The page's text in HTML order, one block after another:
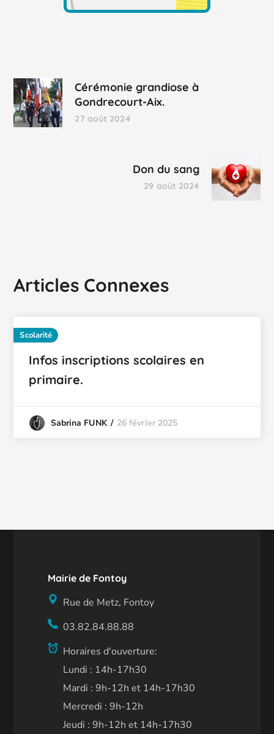
Cérémonie grandiose à
Gondrecourt-Aix.
27 août 2024
Don du sang
29 août 2024
Articles Connexes
Scolarité
Infos inscriptions scolaires en
primaire.
Sabrina FUNK 26 février 2025
Mairie de Fontoy
Rue de Metz, Fontoy
03.82.84.88.88
Horaires d'ouverture:
Lundi : 14h-17h30
Mardi : 9h-12h et 14h-17h30
Mercredi : 9h-12h
Jeudi : 9h-12h et 14h-17h30